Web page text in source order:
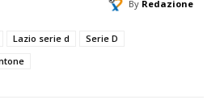
By Redazione
Lazio serie d
Serie D